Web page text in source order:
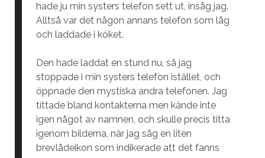
hade ju min systers telefon sett ut, insåg jag.
Alltså var det någon annans telefon som låg
och laddade i köket.
Den hade laddat en stund nu, så jag
stoppade i min systers telefon istället, och
öppnade den mystiska andra telefonen. Jag
tittade bland kontakterna men kände inte
igen något av namnen, och skulle precis titta
igenom bilderna, när jag såg en liten
brevlådeikon som indikerade att det fanns